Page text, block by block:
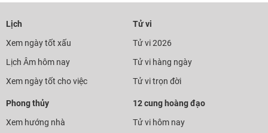
Lịch
Xem ngày tốt xấu
Lịch Âm hôm nay
Xem ngày tốt cho việc
Tử vi
Tử vi 2026
Tử vi hàng ngày
Tử vi trọn đời
Phong thủy
Xem hướng nhà
12 cung hoàng đạo
Tử vi hôm nay